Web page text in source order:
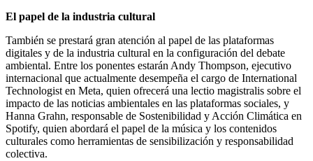
El papel de la industria cultural
También se prestará gran atención al papel de las plataformas
digitales y de la industria cultural en la configuración del debate
ambiental. Entre los ponentes estarán Andy Thompson, ejecutivo
internacional que actualmente desempeña el cargo de International
Technologist en Meta, quien ofrecerá una lectio magistralis sobre el
impacto de las noticias ambientales en las plataformas sociales, y
Hanna Grahn, responsable de Sostenibilidad y Acción Climática en
Spotify, quien abordará el papel de la música y los contenidos
culturales como herramientas de sensibilización y responsabilidad
colectiva.